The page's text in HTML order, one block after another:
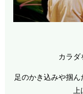
カラ
足のかき込みや掴
上